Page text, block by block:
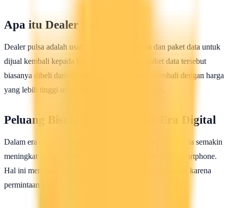
Apa itu Dealer Pulsa?
Dealer pulsa adalah usaha yang menjual pulsa dan paket data untuk
dijual kembali kepada konsumen. Pulsa dan paket data tersebut
biasanya dibeli dari operator seluler dan dijual kembali dengan harga
yang lebih tinggi untuk mendapatkan keunggulan.
Peluang Bisnis Dealer Pulsa di Era Digital
Dalam era digital saat ini, penggunaan pulsa dan paket data semakin
meningkat karena hampir semua orang menggunakan smartphone.
Hal ini membuat bisnis dealer pulsa semakin menjanjikan karena
permintaan pasar yang tinggi.